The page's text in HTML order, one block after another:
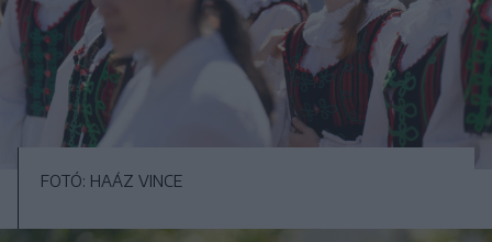
FOTÓ: HAÁZ VINCE